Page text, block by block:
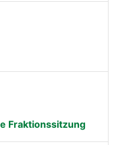
Fraktionssitzung